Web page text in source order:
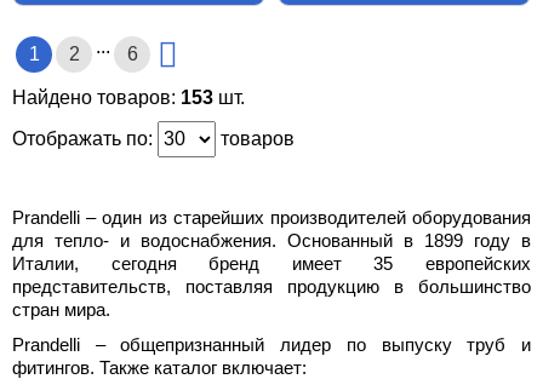
1 2 ... 6
Найдено товаров: 153 шт.
Отображать по:
товаров
Prandelli – один из старейших производителей оборудования
для тепло- и водоснабжения. Основанный в 1899 году в
Италии, сегодня бренд имеет 35 европейских
представительств, поставляя продукцию в большинство
стран мира.
Prandelli – общепризнанный лидер по выпуску труб и
фитингов. Также каталог включает: